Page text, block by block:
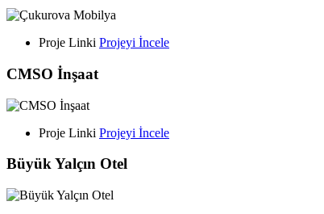
Proje Linki Projeyi İncele
CMSO İnşaat
Proje Linki Projeyi İncele
Büyük Yalçın Otel